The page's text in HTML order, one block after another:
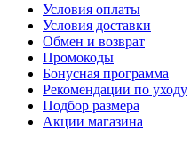
Условия оплаты
Условия доставки
Обмен и возврат
Промокоды
Бонусная программа
Рекомендации по уходу
Подбор размера
Акции магазина